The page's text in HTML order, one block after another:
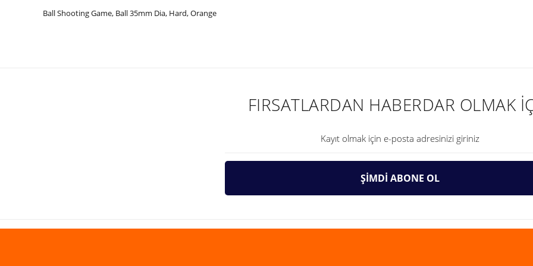
Ball Shooting Game, Ball 35mm Dia, Hard, Orange
Gönder
FIRSATLARDAN HABERDAR OLMAK
ŞİMDİ ABONE OL